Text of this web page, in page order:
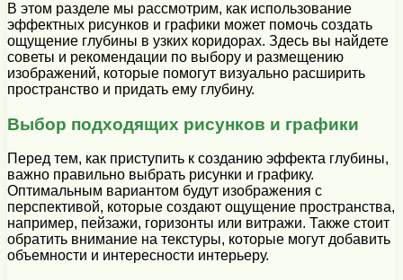
В этом разделе мы рассмотрим, как использование
эффектных рисунков и графики может помочь создать
ощущение глубины в узких коридорах. Здесь вы найдете
советы и рекомендации по выбору и размещению
изображений, которые помогут визуально расширить
пространство и придать ему глубину.
Выбор подходящих рисунков и графики
Перед тем, как приступить к созданию эффекта глубины,
важно правильно выбрать рисунки и графику.
Оптимальным вариантом будут изображения с
перспективой, которые создают ощущение пространства,
например, пейзажи, горизонты или витражи. Также стоит
обратить внимание на текстуры, которые могут добавить
объемности и интересности интерьеру.